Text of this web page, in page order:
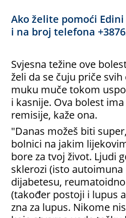
Ako želite pomoći
i na broj telefona
Svjesna težine ove
želi da se čuju priče
muku muče tokom
i kasnije. Ova bolest
remisije, kaže ona.
"Danas možeš biti
bolnici na jakim
bore za tvoj život. Ljudi
sklerozi (isto autoimuna
dijabetesu,
(također postoji i lupus
zna za lupus. Nikome